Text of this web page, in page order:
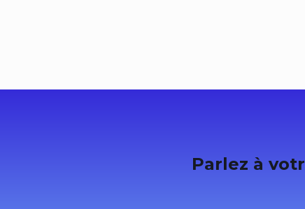
Parlez à